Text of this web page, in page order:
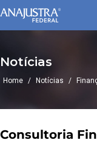
Notícias
Home / Notícias /
Consultoria